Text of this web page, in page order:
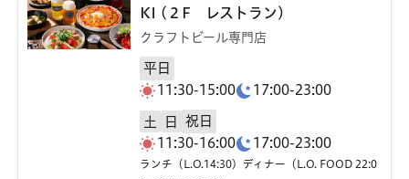
KI (２F レストラン)
クラフトビール専門店
平日
11:30-15:00
17:00-23:00
土 日
祝日
11:30-16:00
17:00-23:00
ランチ（L.O.14:30）ディナー（L.O. FOOD 22:0